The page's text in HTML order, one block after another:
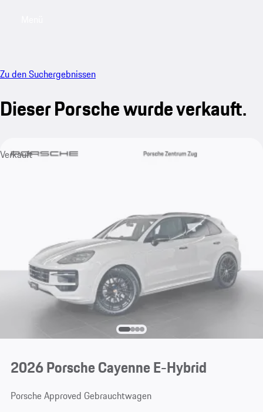
Zu den Suchergebnissen
Dieser Porsche wurde verkauft.
Verkauft
2026 Porsche Cayenne E-Hybrid
Porsche Approved Gebrauchtwagen